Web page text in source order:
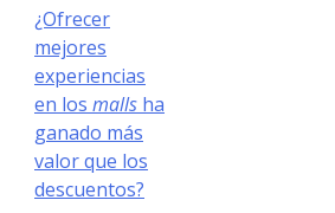
¿Ofrecer
mejores
experiencias
en los malls ha
ganado más
valor que los
descuentos?